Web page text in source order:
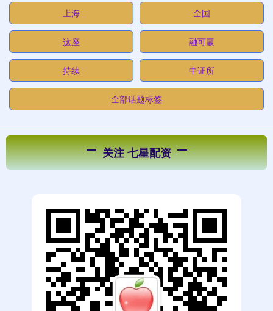
上海 全国
这座 融可赢
持续 中证所
全部话题标签
关注 七星配资